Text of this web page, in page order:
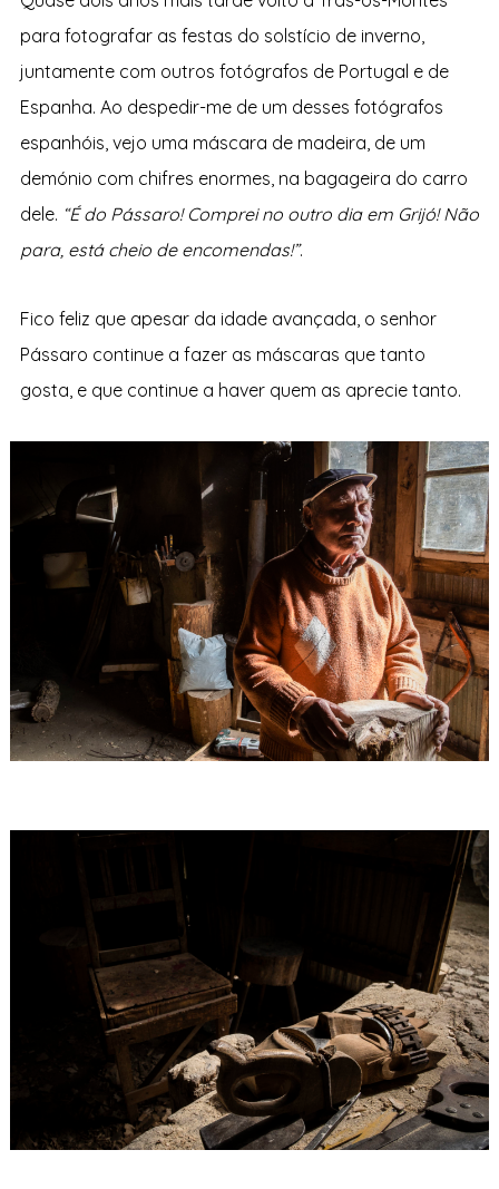
para fotografar as festas do solstício de inverno,
juntamente com outros fotógrafos de Portugal e de
Espanha. Ao despedir-me de um desses fotógrafos
espanhóis, vejo uma máscara de madeira, de um
demónio com chifres enormes, na bagageira do carro
dele. “É do Pássaro! Comprei no outro dia em Grijó! Não
para, está cheio de encomendas!”.
Fico feliz que apesar da idade avançada, o senhor
Pássaro continue a fazer as máscaras que tanto
gosta, e que continue a haver quem as aprecie tanto.